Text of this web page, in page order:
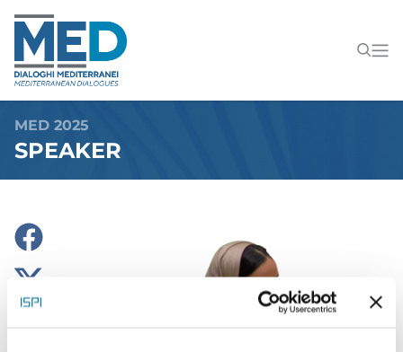
MED 2025
SPEAKER